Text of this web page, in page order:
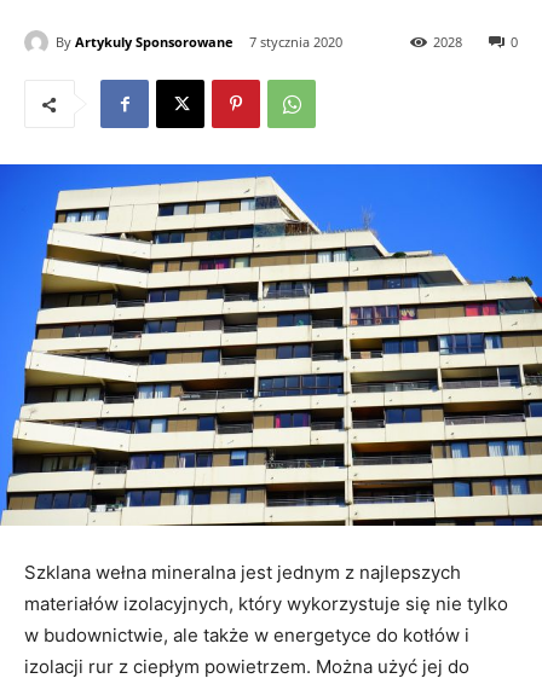
By Artykuly Sponsorowane 7 stycznia 2020 0
2028
Szklana wełna mineralna jest jednym z najlepszych
materiałów izolacyjnych, który wykorzystuje się nie tylko
w budownictwie, ale także w energetyce do kotłów i
izolacji rur z ciepłym powietrzem. Można użyć jej do